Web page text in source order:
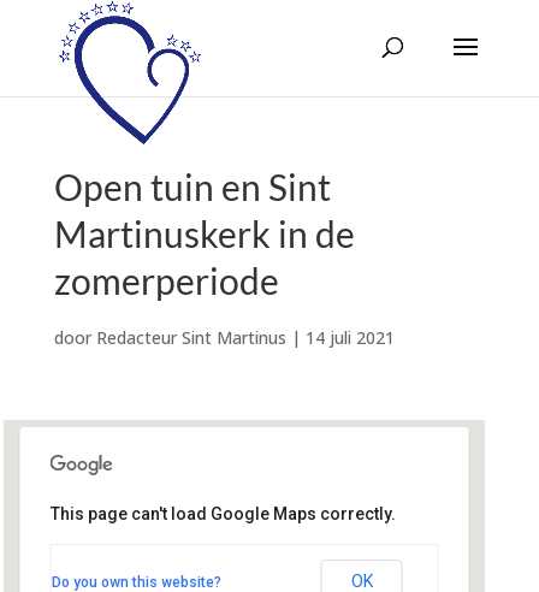
Open tuin en Sint
Martinuskerk in de
zomerperiode
door Redacteur Sint Martinus | 14 juli 2021
Geloofsgemeenschap Sint
Kerklaan 22 - Hoogland
This page can't load Google Maps correctly.
Do you own this website? OK